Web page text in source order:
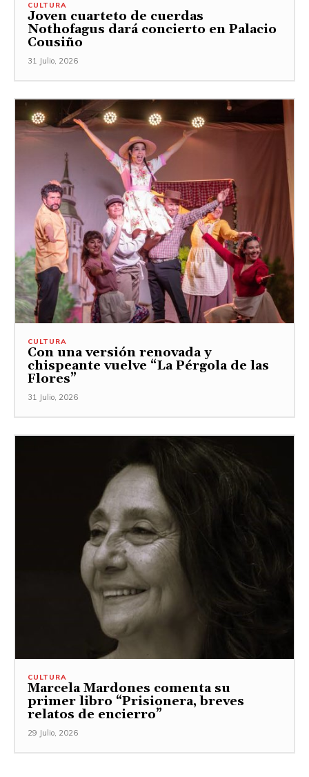
CULTURA
Joven cuarteto de cuerdas
Nothofagus dará concierto en Palacio
Cousiño
31 Julio, 2026
CULTURA
Con una versión renovada y
chispeante vuelve “La Pérgola de las
Flores”
31 Julio, 2026
CULTURA
Marcela Mardones comenta su
primer libro “Prisionera, breves
relatos de encierro”
29 Julio, 2026